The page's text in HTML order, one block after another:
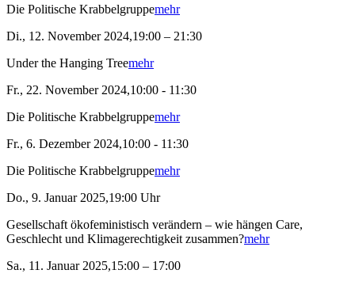
Die Politische Krabbelgruppemehr
Di., 12. November 2024,19:00 – 21:30
Under the Hanging Treemehr
Fr., 22. November 2024,10:00 - 11:30
Die Politische Krabbelgruppemehr
Fr., 6. Dezember 2024,10:00 - 11:30
Die Politische Krabbelgruppemehr
Do., 9. Januar 2025,19:00 Uhr
Gesellschaft ökofeministisch verändern – wie hängen Care,
Geschlecht und Klimagerechtigkeit zusammen?mehr
Sa., 11. Januar 2025,15:00 – 17:00